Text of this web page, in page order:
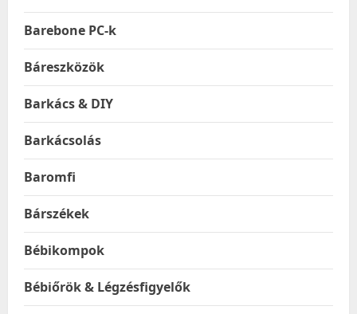
Barebone PC-k
Báreszközök
Barkács & DIY
Barkácsolás
Baromfi
Bárszékek
Bébikompok
Bébiőrök & Légzésfigyelők